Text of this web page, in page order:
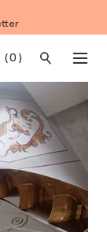
( 0 )